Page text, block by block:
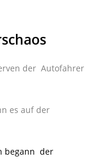
der Autofahrer
es auf der
begann der